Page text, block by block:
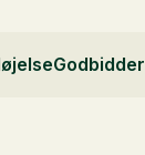
Godbidder